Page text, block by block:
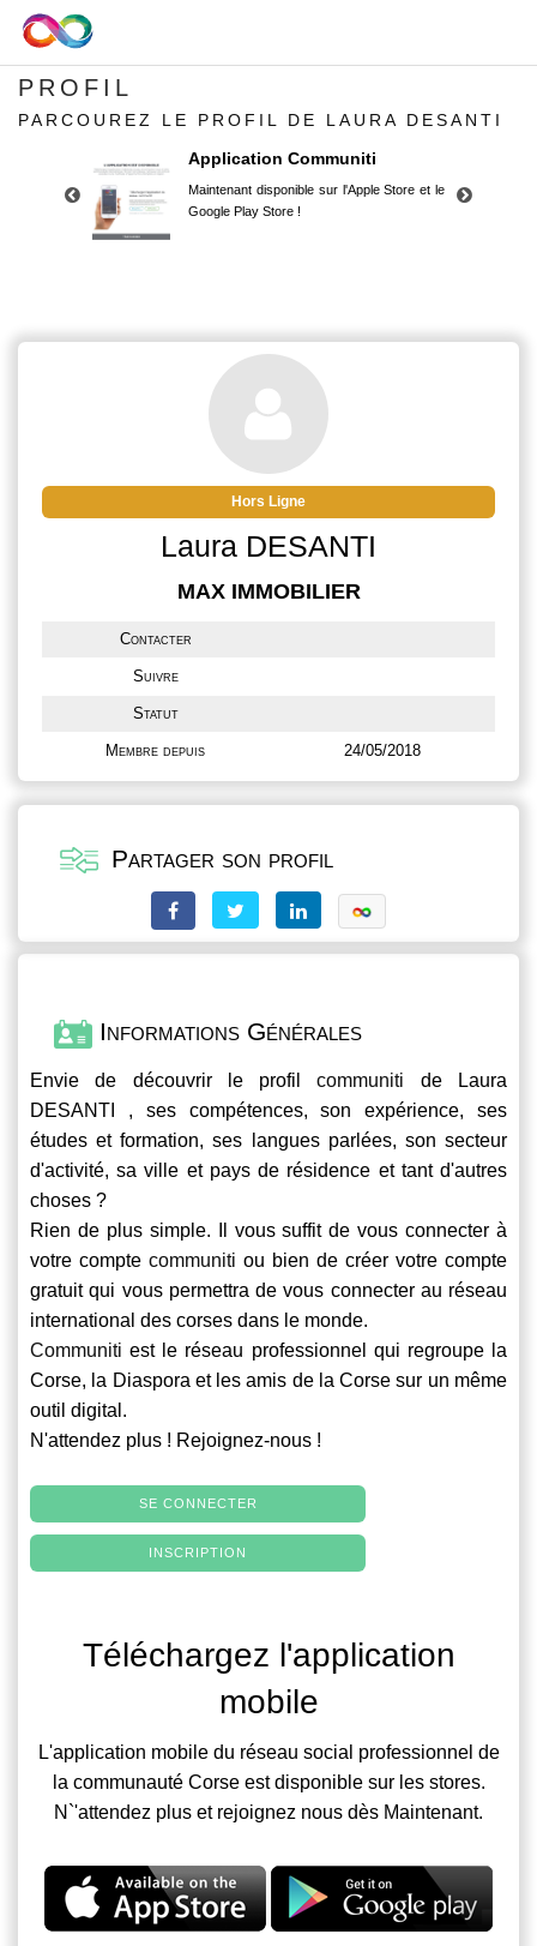
PROFIL
PARCOUREZ LE PROFIL DE LAURA DESANTI
Application Communiti
Maintenant disponible sur l'Apple Store et le
Google Play Store !
Google Play Store !
Hors Ligne
Laura DESANTI
MAX IMMOBILIER
Contacter
Suivre
Statut
Membre depuis 24/05/2018
Partager son profil
Informations Générales
Envie de découvrir le profilcommuniti de Laura
DESANTI , ses compétences, son expérience, ses
études et formation, ses langues parlées, son secteur
d'activité, sa ville et pays de résidence et tant d'autres
choses ?
Rien de plus simple. Il vous suffit de vous connecter à
votre compte communiti ou bien de créer votre compte
gratuit qui vous permettra de vous connecter au réseau
international des corses dans le monde.
Communiti est le réseau professionnel qui regroupe la
Corse, la Diaspora et les amis de la Corse sur un même
outil digital.
N'attendez plus ! Rejoignez-nous !
SE CONNECTER
INSCRIPTION
Téléchargez l'application
mobile
L'application mobile du réseau social professionnel de
la communauté Corse est disponible sur les stores.
N`'attendez plus et rejoignez nous dès Maintenant.